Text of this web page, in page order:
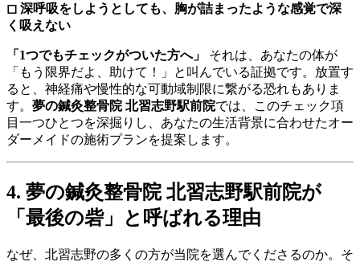
◻︎ 深呼吸をしようとしても、胸が詰まったような感覚で深
く吸えない
「1つでもチェックがついた方へ」
それは、あなたの体が
「もう限界だよ、助けて！」と叫んでいる証拠です。放置す
ると、神経痛や慢性的な可動域制限に繋がる恐れもありま
す。 夢の鍼灸整骨院 北習志野駅前院では、このチェック項
目一つひとつを深掘りし、あなたの生活背景に合わせたオー
ダーメイドの施術プランを提案します。
4. 夢の鍼灸整骨院 北習志野駅前院が
「最後の砦」と呼ばれる理由
なぜ、北習志野の多くの方が当院を選んでくださるのか。そ